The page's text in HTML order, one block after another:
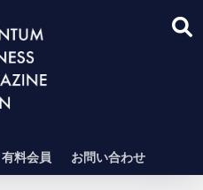
有料会員 お問い合わせ